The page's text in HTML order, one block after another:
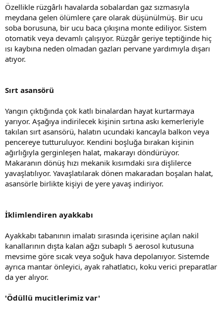
Özellikle rüzgârlı havalarda sobalardan gaz sızmasıyla
meydana gelen ölümlere çare olarak düşünülmüş. Bir ucu
soba borusuna, bir ucu baca çıkışına monte ediliyor. Sistem
otomatik veya devamlı çalışıyor. Rüzgâr geriye teptiğinde hiç
ısı kaybına neden olmadan gazları pervane yardımıyla dışarı
atıyor.
Sırt asansörü
Yangın çıktığında çok katlı binalardan hayat kurtarmaya
yarıyor. Aşağıya indirilecek kişinin sırtına askı kemerleriyle
takılan sırt asansörü, halatın ucundaki kancayla balkon veya
pencereye tutturuluyor. Kendini boşluğa bırakan kişinin
ağırlığıyla gerginleşen halat, makarayı döndürüyor.
Makaranın dönüş hızı mekanik kısımdaki sıra dişlilerce
yavaşlatılıyor. Yavaşlatılarak dönen makaradan boşalan halat,
asansörle birlikte kişiyi de yere yavaş indiriyor.
İklimlendiren ayakkabı
Ayakkabı tabanının imalatı sırasında içerisine açılan nakil
kanallarının dışta kalan ağzı subaplı 5 aerosol kutusuna
mevsime göre sıcak veya soğuk hava depolanıyor. Sistemde
ayrıca mantar önleyici, ayak rahatlatıcı, koku verici preparatlar
da yer alıyor.
'Ödüllü mucitlerimiz var'